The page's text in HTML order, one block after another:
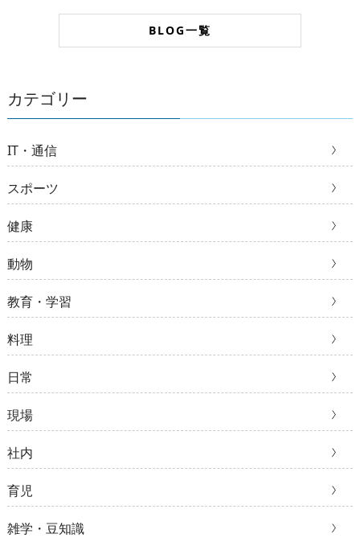
BLOG一覧
カテゴリー
IT・通信
スポーツ
健康
動物
教育・学習
料理
日常
現場
社内
育児
雑学・豆知識